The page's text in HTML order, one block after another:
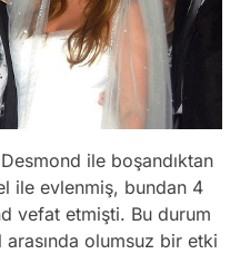
ile boşandıktan
ile evlenmiş, bundan 4
vefat etmişti. Bu durum
arasında olumsuz bir etki